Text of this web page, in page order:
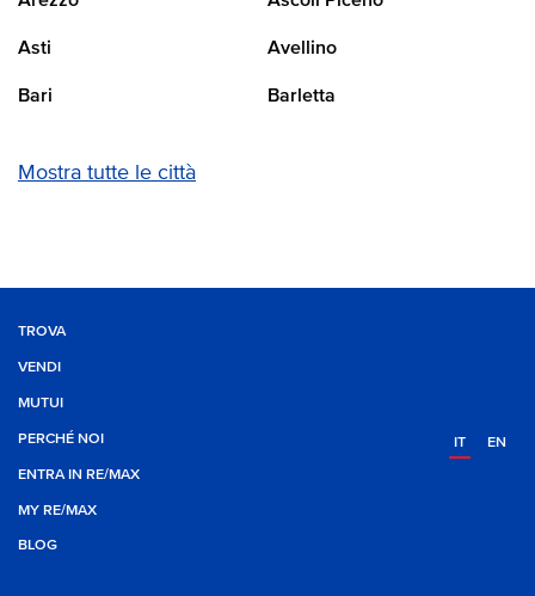
Asti Avellino
Bari Barletta
Mostra tutte le città
TROVA
VENDI
MUTUI
PERCHÉ NOI
ENTRA IN RE/MAX
MY RE/MAX
BLOG
IT EN